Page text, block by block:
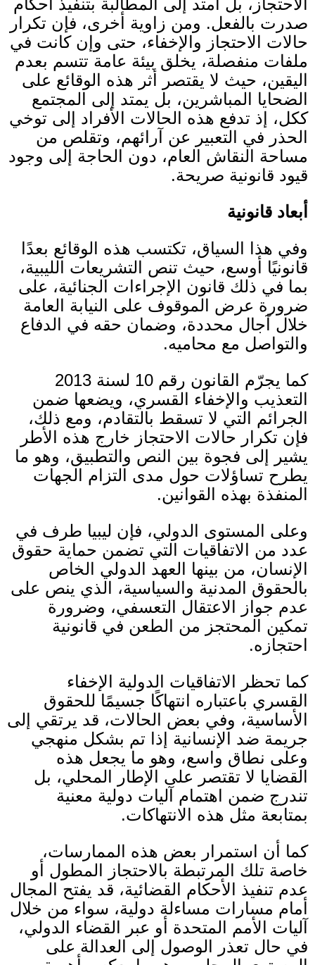
الاحتجاز، بل امتد إلى المطالبة بتنفيذ أحكام
صدرت بالفعل. ومن زاوية أخرى، فإن تكرار
حالات الاحتجاز والإخفاء، حتى وإن كانت في
ملفات منفصلة، يخلق بيئة عامة تتسم بعدم
اليقين، حيث لا يقتصر أثر هذه الوقائع على
الضحايا المباشرين، بل يمتد إلى المجتمع
ككل، إذ تدفع هذه الحالات الأفراد إلى توخي
الحذر في التعبير عن آرائهم، وتقلص من
مساحة النقاش العام، دون الحاجة إلى وجود
قيود قانونية صريحة.
أبعاد قانونية
وفي هذا السياق، تكتسب هذه الوقائع بعدًا
قانونيًا أوسع، حيث تنص التشريعات الليبية،
بما في ذلك قانون الإجراءات الجنائية، على
ضرورة عرض الموقوف على النيابة العامة
خلال آجال محددة، وضمان حقه في الدفاع
والتواصل مع محاميه.
كما يجرّم القانون رقم 10 لسنة 2013
التعذيب والإخفاء القسري، ويضعها ضمن
الجرائم التي لا تسقط بالتقادم، ومع ذلك،
فإن تكرار حالات الاحتجاز خارج هذه الأطر
يشير إلى فجوة بين النص والتطبيق، وهو ما
يطرح تساؤلات حول مدى التزام الجهات
المنفذة بهذه القوانين.
وعلى المستوى الدولي، فإن ليبيا طرف في
عدد من الاتفاقيات التي تضمن حماية حقوق
الإنسان، من بينها العهد الدولي الخاص
بالحقوق المدنية والسياسية، الذي ينص على
عدم جواز الاعتقال التعسفي، وضرورة
تمكين المحتجز من الطعن في قانونية
احتجازه.
كما تحظر الاتفاقيات الدولية الإخفاء
القسري باعتباره انتهاكًا جسيمًا للحقوق
الأساسية، وفي بعض الحالات، قد يرتقي إلى
جريمة ضد الإنسانية إذا تم بشكل منهجي
وعلى نطاق واسع، وهو ما يجعل هذه
القضايا لا تقتصر على الإطار المحلي، بل
تندرج ضمن اهتمام آليات دولية معنية
بمتابعة مثل هذه الانتهاكات.
كما أن استمرار بعض هذه الممارسات،
خاصة تلك المرتبطة بالاحتجاز المطول أو
عدم تنفيذ الأحكام القضائية، قد يفتح المجال
أمام مسارات مساءلة دولية، سواء من خلال
آليات الأمم المتحدة أو عبر القضاء الدولي،
في حال تعذر الوصول إلى العدالة على